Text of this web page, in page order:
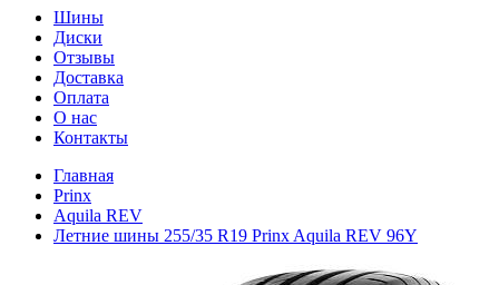
Шины
Диски
Отзывы
Доставка
Оплата
О нас
Контакты
Главная
Prinx
Aquila REV
Летние шины 255/35 R19 Prinx Aquila REV 96Y